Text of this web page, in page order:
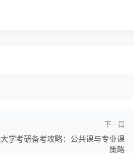
下一篇
学考研备考攻略：公共课与专业课
策略